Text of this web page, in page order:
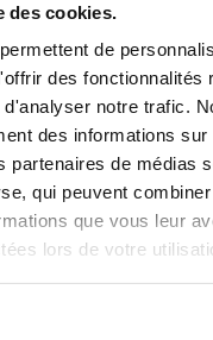
des cookies.
de
des fonctionnalités
notre trafic.
des informations
partenaires de médias
qui peuvent
que vous leur
lors de votre
- Centre contre la
à une table ronde !
: Dieu a-t-il besoin
et approfondie
radicalisations